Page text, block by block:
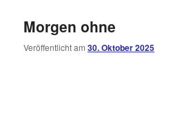
Morgen ohne
Veröffentlicht am30. Oktober 2025